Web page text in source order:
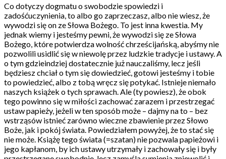
Co dotyczy dogmatu o swobodzie spowiedzi i
zadośćuczynienia, to albo go zaprzeczasz, albo nie wiesz, że
wywodzi się on ze Słowa Bożego. To jest inna kwestia. My
jednak wiemy i jesteśmy pewni, że wywodzi się ze Słowa
Bożego, które potwierdza wolność chrześcijańską, abyśmy nie
pozwolili usidlić się w niewolę przez ludzkie tradycje i ustawy. A
o tym gdzieindziej dostatecznie już nauczaliśmy, lecz jeśli
będziesz chciał o tym się dowiedzieć, gotowi jesteśmy i tobie
to powiedzieć, albo z tobą wręcz się potykać. Istnieje niemało
naszych książek o tych sprawach. Ale (ty powiesz), że obok
tego powinno się w miłości zachować zarazem i przestrzegać
ustaw papieży, jeżeli w ten sposób może – dajmy na to – bez
wstrząsów istnieć zarówno wieczne zbawienie przez Słowo
Boże, jak i pokój świata. Powiedziałem powyżej, że to stać się
nie może. Książę tego świata (=szatan) nie pozwala papieżowi i
jego kapłanom, by ich ustawy utrzymały i zachowały się i były